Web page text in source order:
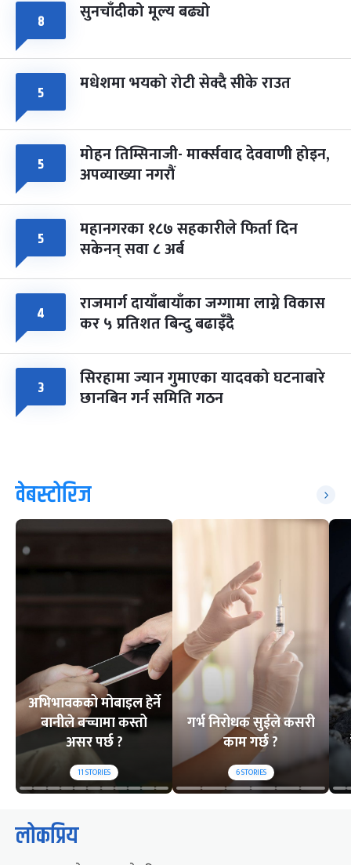
८ सुनचाँदीको मूल्य बढ्यो
५ मधेशमा भयको रोटी सेक्दै सीके राउत
५ मोहन तिम्सिनाजी- मार्क्सवाद देववाणी होइन,
अपव्याख्या नगरौं
५ महानगरका १८७ सहकारीले फिर्ता दिन
सकेनन् सवा ८ अर्ब
४ राजमार्ग दायाँबायाँका जग्गामा लाग्ने विकास
कर ५ प्रतिशत बिन्दु बढाइँदै
३ सिरहामा ज्यान गुमाएका यादवको घटनाबारे
छानबिन गर्न समिति गठन
वेबस्टोरिज
अभिभावकको मोबाइल हेर्ने
बानीले बच्चामा कस्तो
असर पर्छ ?
11STORIES
गर्भ निरोधक सुईले कसरी
काम गर्छ ?
6STORIES
लोकप्रिय